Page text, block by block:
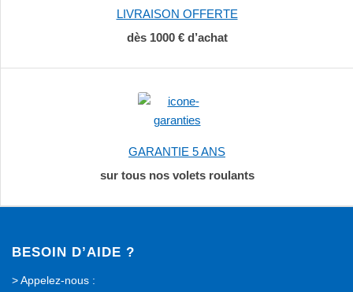
LIVRAISON OFFERTE
dès 1000 € d’achat
GARANTIE 5 ANS
sur tous nos volets roulants
BESOIN D’AIDE ?
> Appelez-nous :